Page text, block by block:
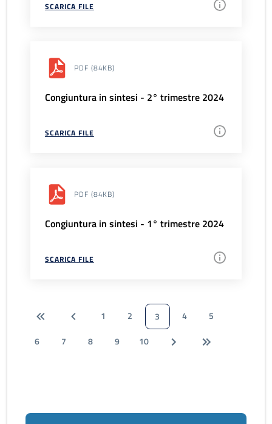
SCARICA FILE
PDF (84KB)
Congiuntura in sintesi - 2° trimestre 2024
SCARICA FILE
PDF (84KB)
Congiuntura in sintesi - 1° trimestre 2024
SCARICA FILE
1 2 3 4
5
6
7 8 9 10